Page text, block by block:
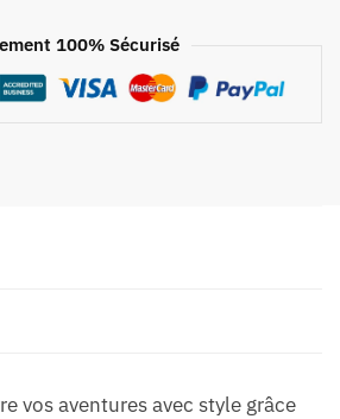
100% Sécurisé
vos aventures avec style grâce